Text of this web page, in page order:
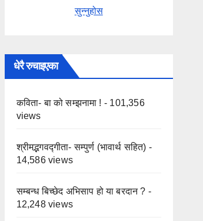
सुन्नुहोस
धेरै रुचाइएका
कविता- बा को सम्झनामा ! - 101,356
views
श्रीमद्भगवद्गीता- सम्पुर्ण (भावार्थ सहित) -
14,586 views
सम्बन्ध बिच्छेद अभिसाप हो या बरदान ? -
12,248 views